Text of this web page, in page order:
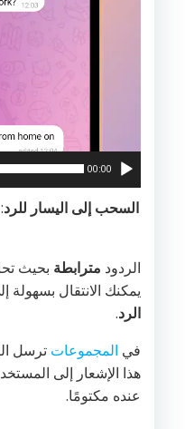
00:00
السحب إلى اليسار للرد
الردود مترابطة بحيث
يمكنك الانتقال بسهولة
الرد.
في المجموعات ترسل
هذا الإشعار إلى
عنده مكتومًا.